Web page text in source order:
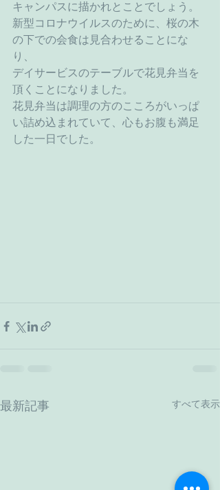
キャンパスに描かれとことでしょう。
新型コロナウイルスのために、桜の木
の下での会食は見合わせることにな
り、
デイサービスのテーブルで花見弁当を
頂くことになりました。
花見弁当は調理の方のこころがいっぱ
い詰め込まれていて、心もお腹も満足
した一日でした。
最新記事 すべて表示